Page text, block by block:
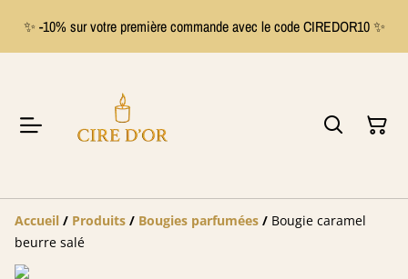
✨ -10% sur votre première commande avec le code CIREDOR10 ✨
Accueil / Produits / Bougies parfumées / Bougie caramel
beurre salé